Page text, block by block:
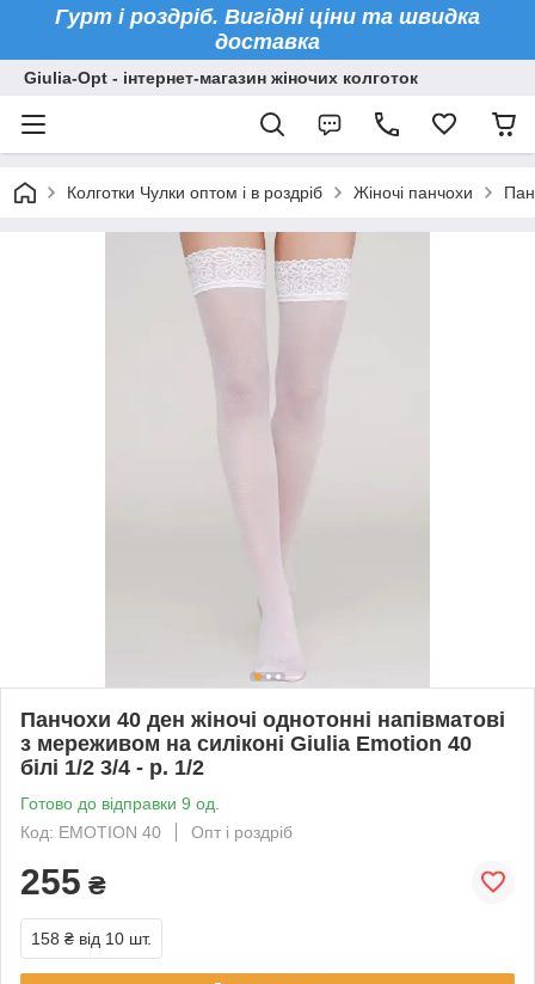
Гурт і роздріб. Вигідні ціни та швидка
доставка
Giulia-Opt - інтернет-магазин жіночих колготок
Колготки Чулки оптом і в роздріб Жіночі панчохи
Панчохи 40 ден жіночі однотонні напівматові
з мереживом на силіконі Giulia Emotion 40
білі 1/2 3/4 - р. 1/2
Готово до відправки 9 од.
Код: EMOTION 40
Опт і роздріб
255 ₴
158 ₴ від 10 шт.